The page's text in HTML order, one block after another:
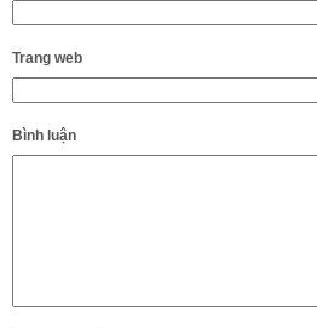
Trang web
Bình luận